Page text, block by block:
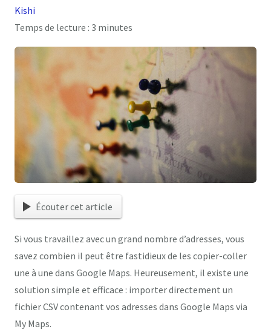
Kishi
Temps de lecture : 3 minutes
Écouter cet article
Si vous travaillez avec un grand nombre d’adresses, vous
savez combien il peut être fastidieux de les copier-coller
une à une dans Google Maps. Heureusement, il existe une
solution simple et efficace : importer directement un
fichier CSV contenant vos adresses dans Google Maps via
My Maps.